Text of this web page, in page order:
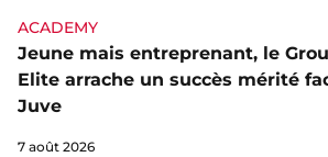
ACADEMY
Jeune mais entreprenant, le
Elite arrache un succès mérité
Juve
7 août 2026